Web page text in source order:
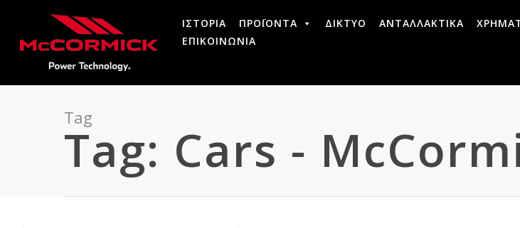
ΙΣΤΟΡΙΑ ΠΡΟΪΟΝΤΑ ΔΙΚΤΥΟ ΑΝΤΑΛΛΑΚΤΙΚΑ
ΕΠΙΚΟΙΝΩΝΙΑ
Tag
Tag: Cars -